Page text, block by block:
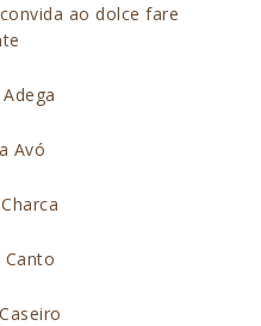
ao dolce fare
Avó
Canto